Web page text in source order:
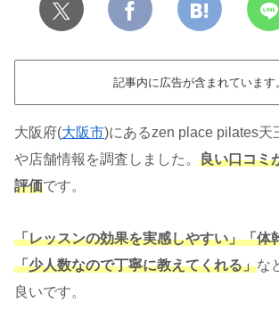
記事内に広告が含まれています。
大阪府(大阪市)にあるzen place pilates天
や店舗情報を調査しました。 良い口コミ
評価です。
「レッスンの効果を実感しやすい」「体
「少人数なので丁寧に教えてくれる」な
良いです。